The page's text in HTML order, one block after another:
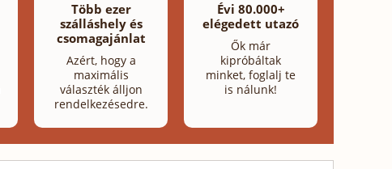
Több ezer
szálláshely és
csomagajánlat
Azért, hogy a
maximális
választék álljon
rendelkezésedre.
Évi 80.000+
elégedett utazó
Ők már
kipróbáltak
minket, foglalj te
is nálunk!